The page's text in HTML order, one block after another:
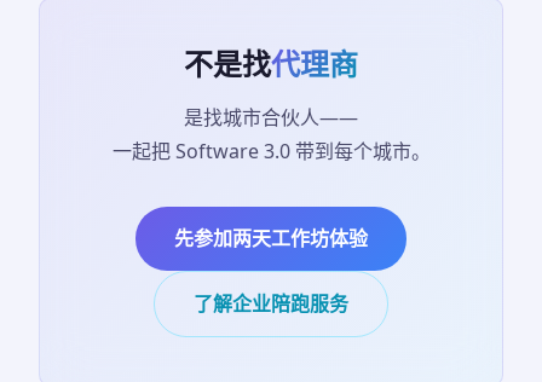
不是找代理商
是找城市合伙人——
一起把 Software 3.0 带到每个城市。
先参加两天工作坊体验
了解企业陪跑服务